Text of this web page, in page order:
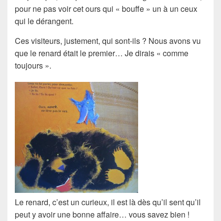
pour ne pas voir cet ours qui « bouffe » un à un ceux
qui ledérangent.
Cesvisiteurs, justement, qui sont-ils ? Nous avons vu
que le renard était le premier… Je dirais « comme
toujours ».
Le renard, c’est un curieux, il est là dès qu’il sent qu’il
peut y avoir une bonne affaire… vous savez bien !